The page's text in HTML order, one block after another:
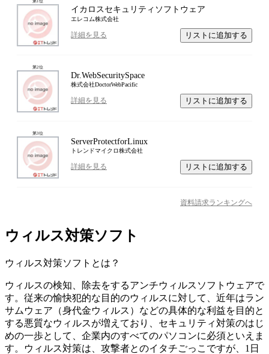
第1位
イカロスセキュリティソフトウェア
エレコム株式会社
詳細を見る リストに追加する
第2位
Dr.WebSecuritySpace
株式会社DoctorWebPacific
詳細を見る リストに追加する
第3位
ServerProtectforLinux
トレンドマイクロ株式会社
詳細を見る リストに追加する
資料請求ランキングへ
ウィルス対策ソフト
ウィルス対策ソフト とは？
ウィルスの検知、除去をするアンチウィルスソフトウェアで
す。従来の愉快犯的な目的のウィルスに対して、近年はラン
サムウェア（身代金ウィルス）などの具体的な利益を目的と
する悪質なウィルスが増えており、セキュリティ対策のはじ
めの一歩として、企業内のすべてのパソコンに必須といえま
す。ウィルス対策は、攻撃者とのイタチごっこですが、1日